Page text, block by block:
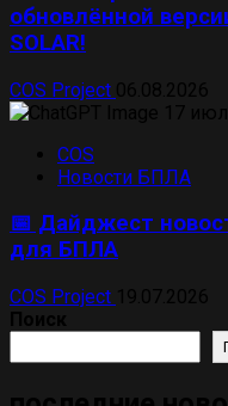
обновлённой
SOLAR!
COS Project
COS
Новости БПЛА
📅 Дайджест
для БПЛА
COS Project